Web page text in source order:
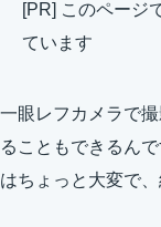
[PR] このページ
ています
一眼レフカメラで
ることもできるん
はちょっと大変で